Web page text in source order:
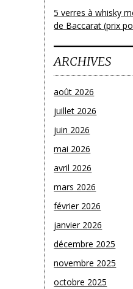
5 verres à whisky
de Baccarat (prix
ARCHIVES
août 2026
juillet 2026
juin 2026
mai 2026
avril 2026
mars 2026
février 2026
janvier 2026
décembre 2025
novembre 2025
octobre 2025